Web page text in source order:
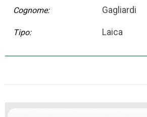
Cognome: Gagliardi
Tipo: Laica